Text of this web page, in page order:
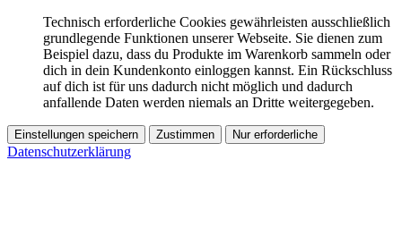
Technisch erforderliche Cookies gewährleisten ausschließlich
grundlegende Funktionen unserer Webseite. Sie dienen zum
Beispiel dazu, dass du Produkte im Warenkorb sammeln oder
dich in dein Kundenkonto einloggen kannst. Ein Rückschluss
auf dich ist für uns dadurch nicht möglich und dadurch
anfallende Daten werden niemals an Dritte weitergegeben.
Einstellungen speichern Zustimmen Nur erforderliche
Datenschutzerklärung